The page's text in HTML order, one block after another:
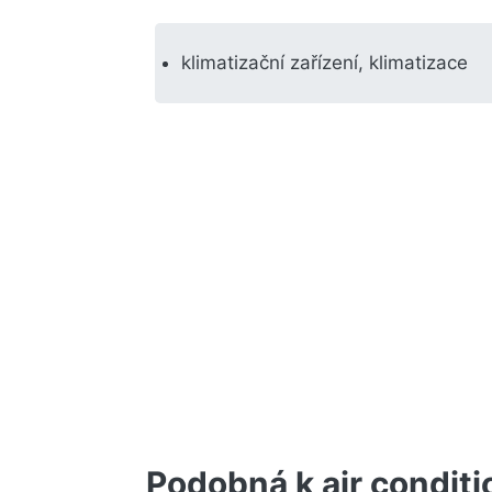
klimatizační zařízení, klimatizace
Podobná k air